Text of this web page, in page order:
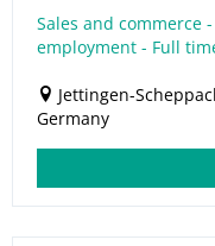
Sales and commerce
employment - Full
Jettingen-
Germany